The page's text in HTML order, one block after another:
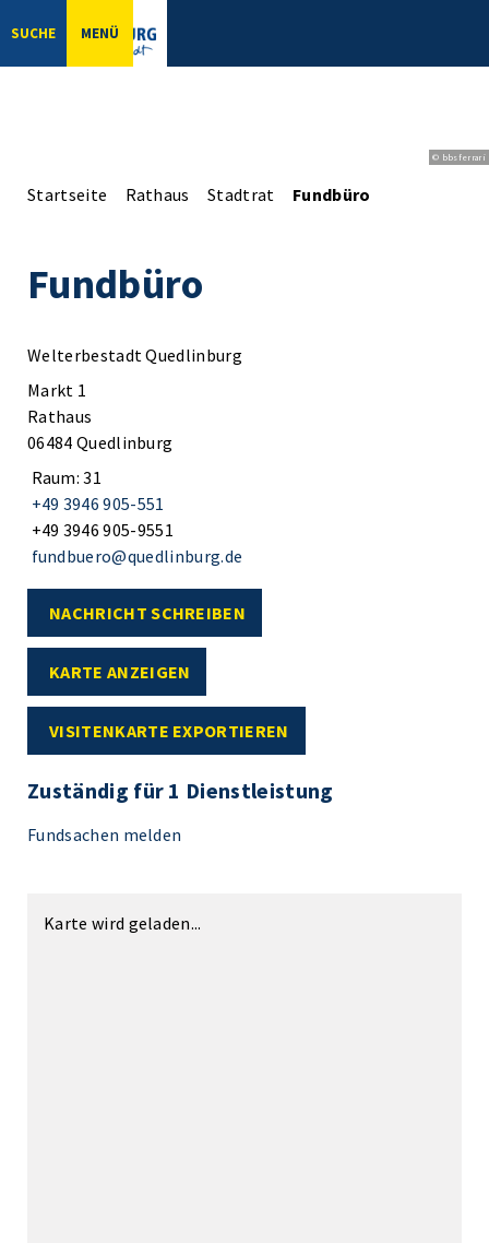
SUCHE MENÜ
© bbsferrari
Startseite Rathaus Stadtrat Fundbüro
Fundbüro
Welterbestadt Quedlinburg
Markt 1
Rathaus
06484 Quedlinburg
Raum: 31
+49 3946 905-551
+49 3946 905-9551
fundbuero@quedlinburg.de
NACHRICHT SCHREIBEN
KARTE ANZEIGEN
VISITENKARTE EXPORTIEREN
Zuständig für 1 Dienstleistung
Fundsachen melden
Karte wird geladen...